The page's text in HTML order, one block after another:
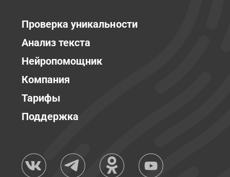
Проверка уникальности
Анализ текста
Нейропомощник
Компания
Тарифы
Поддержка